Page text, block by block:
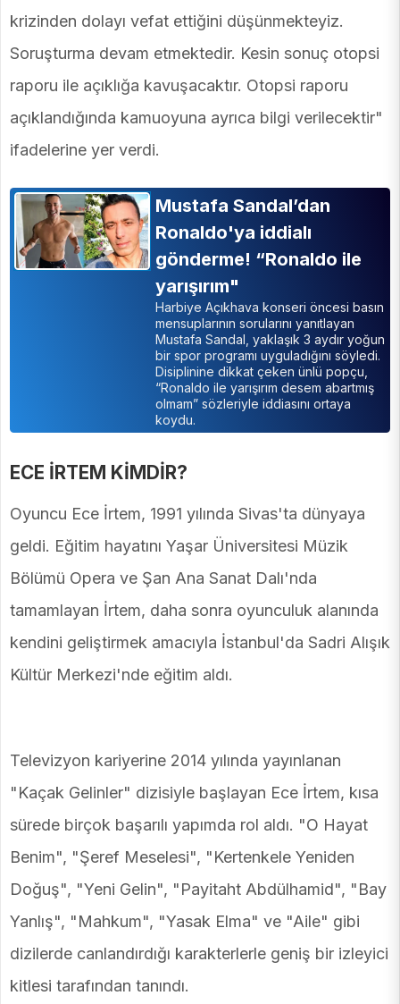
krizinden dolayı vefat ettiğini düşünmekteyiz.
Soruşturma devam etmektedir. Kesin sonuç otopsi
raporu ile açıklığa kavuşacaktır. Otopsi raporu
açıklandığında kamuoyuna ayrıca bilgi verilecektir"
ifadelerine yer verdi.
Mustafa Sandal’dan
Ronaldo'ya iddialı
gönderme! “Ronaldo ile
yarışırım"
Harbiye Açıkhava konseri öncesi basın
mensuplarının sorularını yanıtlayan
Mustafa Sandal, yaklaşık 3 aydır yoğun
bir spor programı uyguladığını söyledi.
Disiplinine dikkat çeken ünlü popçu,
“Ronaldo ile yarışırım desem abartmış
olmam” sözleriyle iddiasını ortaya
koydu.
ECE İRTEM KİMDİR?
Oyuncu Ece İrtem, 1991 yılında Sivas'ta dünyaya
geldi. Eğitim hayatını Yaşar Üniversitesi Müzik
Bölümü Opera ve Şan Ana Sanat Dalı'nda
tamamlayan İrtem, daha sonra oyunculuk alanında
kendini geliştirmek amacıyla İstanbul'da Sadri Alışık
Kültür Merkezi'nde eğitim aldı.
Televizyon kariyerine 2014 yılında yayınlanan
"Kaçak Gelinler" dizisiyle başlayan Ece İrtem, kısa
sürede birçok başarılı yapımda rol aldı. "O Hayat
Benim", "Şeref Meselesi", "Kertenkele Yeniden
Doğuş", "Yeni Gelin", "Payitaht Abdülhamid", "Bay
Yanlış", "Mahkum", "Yasak Elma" ve "Aile" gibi
dizilerde canlandırdığı karakterlerle geniş bir izleyici
kitlesi tarafından tanındı.